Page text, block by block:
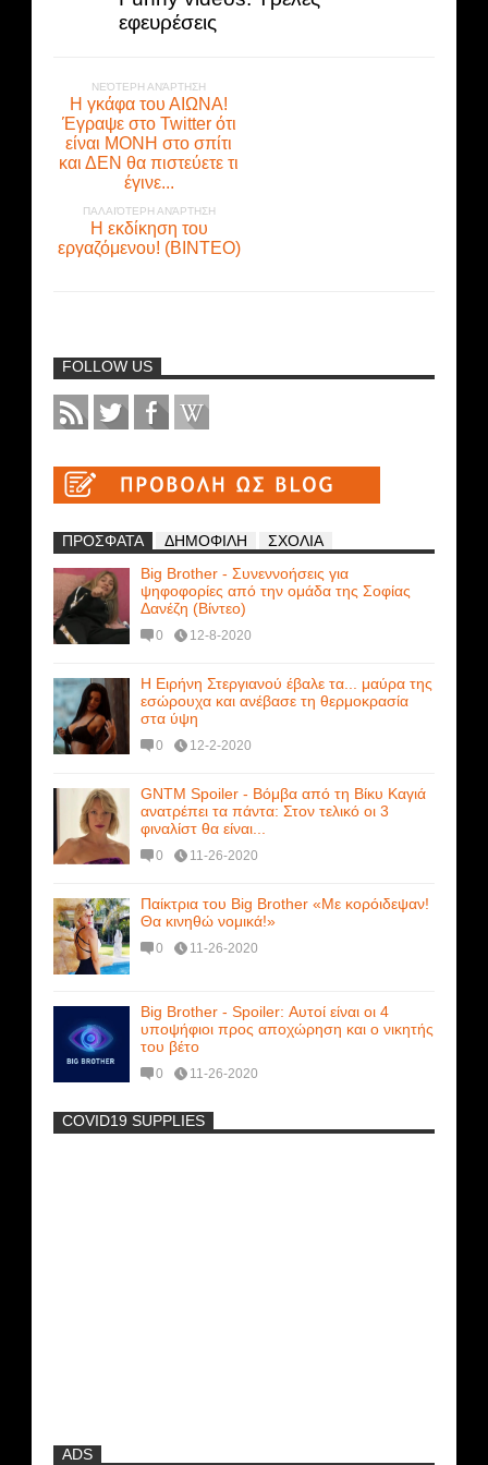
εφευρέσεις
ΝΕΌΤΕΡΗ ΑΝΆΡΤΗΣΗ
Η γκάφα του ΑΙΩΝΑ!
Έγραψε στο Twitter ότι
είναι ΜΟΝΗ στο σπίτι
και ΔΕΝ θα πιστεύετε τι
έγινε...
ΠΑΛΑΙΌΤΕΡΗ ΑΝΆΡΤΗΣΗ
Η εκδίκηση του
εργαζόμενου! (BINTEO)
FOLLOW US
ΠΡΟΣΦΑΤΑ ΔΗΜΟΦΙΛΗ
ΣΧΟΛΙΑ
Big Brother - Συνεννοήσεις για
ψηφοφορίες από την ομάδα της Σοφίας
Δανέζη (Βίντεο)
0 12-8-2020
Η Ειρήνη Στεργιανού έβαλε τα... μαύρα της
εσώρουχα και ανέβασε τη θερμοκρασία
στα ύψη
0 12-2-2020
GNTM Spoiler - Βόμβα από τη Βίκυ Καγιά
ανατρέπει τα πάντα: Στον τελικό οι 3
φιναλίστ θα είναι...
0 11-26-2020
Παίκτρια του Big Brother «Με κορόιδεψαν!
Θα κινηθώ νομικά!»
0 11-26-2020
Big Brother - Spoiler: Αυτοί είναι οι 4
υποψήφιοι προς αποχώρηση και ο νικητής
του βέτο
0 11-26-2020
-
COVID19 SUPPLIES
ADS